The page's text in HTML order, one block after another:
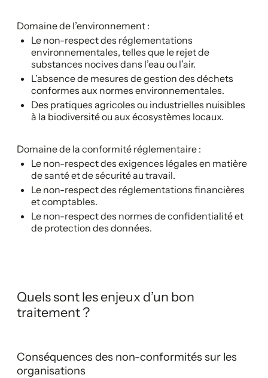
Domaine de l’environnement :
Le non-respect des réglementations
environnementales, telles que le rejet de
substances nocives dans l’eau ou l’air.
L’absence de mesures de gestion des déchets
conformes aux normes environnementales.
Des pratiques agricoles ou industrielles nuisibles
à la biodiversité ou aux écosystèmes locaux.
Domaine de la conformité réglementaire :
Le non-respect des exigences légales en matière
de santé et de sécurité au travail.
Le non-respect des réglementations financières
et comptables.
Le non-respect des normes de confidentialité et
de protection des données.
Quels sont les enjeux d’un bon
traitement ?
Conséquences des non-conformités sur les
organisations